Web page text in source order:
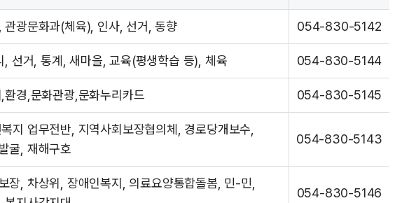
관광문화과(체육), 인사, 선거, 동향 054-830-5142
, 선거, 통계, 새마을, 교육(평생학습 등), 체육 054-830-5144
환경,문화관광,문화누리카드 054-830-5145
지 업무전반, 지역사회보장협의체, 경로당개보수,
굴, 재해구호
054-830-5143
장, 차상위, 장애인복지, 의료요양통합돌봄, 민-민,
054-830-5146